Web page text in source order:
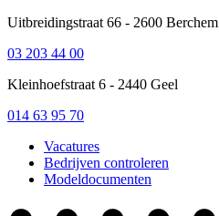
Uitbreidingstraat 66 - 2600 Berchem
03 203 44 00
Kleinhoefstraat 6 - 2440 Geel
014 63 95 70
Vacatures
Bedrijven controleren
Modeldocumenten